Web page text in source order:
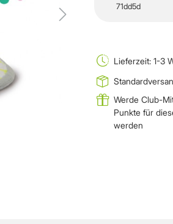
71dd5d
Lieferzeit: 1-3
Werde Club-
Punkte für
werden